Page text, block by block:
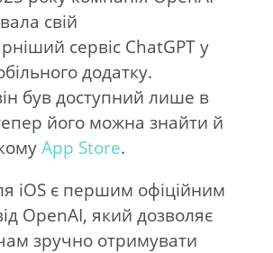
свій
сервіс ChatGPT у
додатку.
був доступний лише в
його можна знайти й
App Store.
iOS є першим офіційним
OpenAI, який дозволяє
зручно отримувати